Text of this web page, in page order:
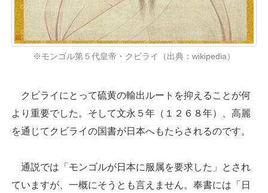
※モンゴル第５代皇帝・クビライ（出典：wikipedia）
クビライにとって硫黄の輸出ルートを抑えることが何
より重要でした。そして文永５年（１２６８年）、高麗
を通じてクビライの国書が日本へもたらされるのです。
通説では「モンゴルが日本に服属を要求した」とされ
ていますが、一概にそうとも言えません。奉書には「日